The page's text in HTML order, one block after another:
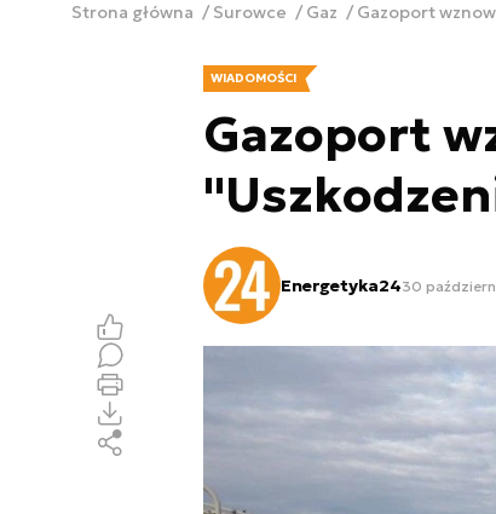
Strona główna Surowce Gaz Gazoport
WIADOMOŚCI
Gazoport
Energetyka2430